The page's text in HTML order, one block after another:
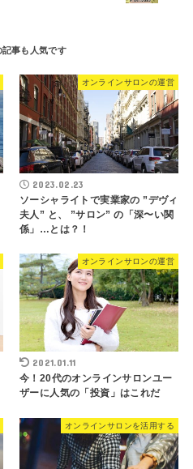
オンラインサロンの運営
2023.02.23
ソーシャライトで実業家の ”デヴィ
夫人” と、 ”サロン” の「深〜い関
係」…とは？！
オンラインサロンの運営
2021.01.11
今！20代のオンラインサロンユー
ザーに人気の「投資」はこれだ
オンラインサロンを活用する